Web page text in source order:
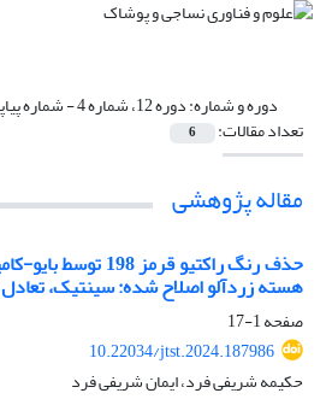
دوره و شماره:دوره 12، شماره 4 - شماره پیاپی 48، زمستان 1402
تعداد مقالات: 6
مقاله پژوهشی
حذف رنگ راکتیو
هسته زردآلو اصلاح شده: سینتیک،
صفحه1-17
10.22034/jtst.2024.187986
حکیمه شریفی فرد، ایمان شریفی فرد